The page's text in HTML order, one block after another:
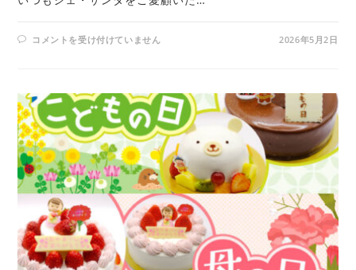
コメントを受け付けていません 2026年5月2日